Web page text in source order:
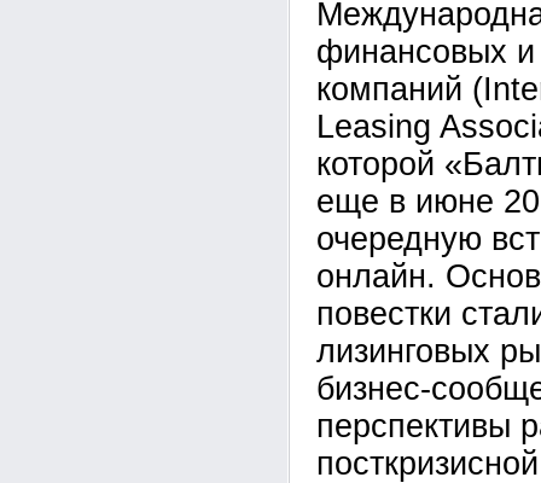
финансовых и
компаний
Leasing
которой
еще в июне
очередную
онлайн.
повестки
лизинговых
бизнес-
перспективы